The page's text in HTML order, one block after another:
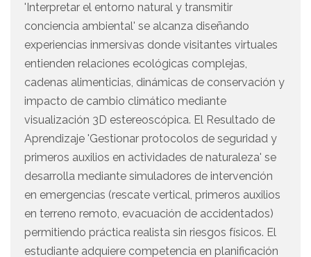
'Interpretar el entorno natural y transmitir
conciencia ambiental' se alcanza diseñando
experiencias inmersivas donde visitantes virtuales
entienden relaciones ecológicas complejas,
cadenas alimenticias, dinámicas de conservación y
impacto de cambio climático mediante
visualización 3D estereoscópica. El Resultado de
Aprendizaje 'Gestionar protocolos de seguridad y
primeros auxilios en actividades de naturaleza' se
desarrolla mediante simuladores de intervención
en emergencias (rescate vertical, primeros auxilios
en terreno remoto, evacuación de accidentados)
permitiendo práctica realista sin riesgos físicos. El
estudiante adquiere competencia en planificación